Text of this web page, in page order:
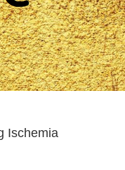
Ischemia